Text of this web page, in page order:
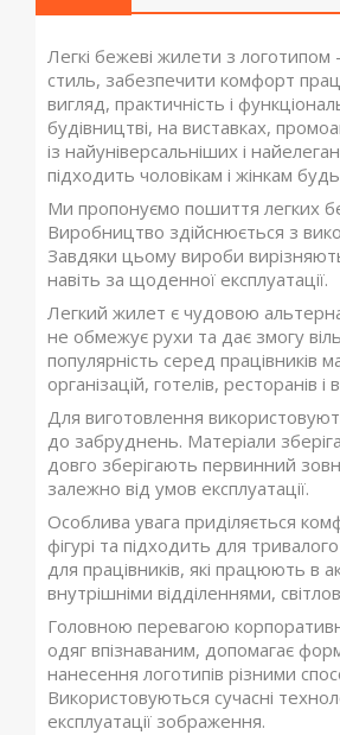
Легкі бежеві жилети з
стиль, забезпечити комфорт
вигляд, практичність і
будівництві, на виставках,
із найуніверсальніших і
підходить чоловікам і жінкам
Ми пропонуємо пошиття легких
Виробництво здійснюється з
Завдяки цьому вироби
навіть за щоденної експлуатації.
Легкий жилет є чудовою
не обмежує рухи та дає змогу
популярність серед працівників
організацій, готелів, ресторанів
Для виготовлення
до забруднень. Матеріали
довго зберігають первинний
залежно від умов експлуатації.
Особлива увага приділяється
фігурі та підходить для
для працівників, які працюють
внутрішніми відділеннями,
Головною перевагою
одяг впізнаваним, допомагає
нанесення логотипів різними
Використовуються сучасні
експлуатації зображення.